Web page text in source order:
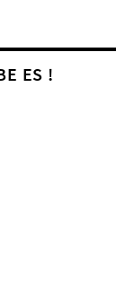
ES !